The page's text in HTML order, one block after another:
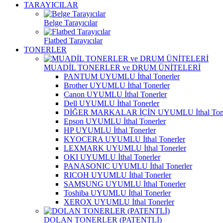
TARAYICILAR
Belge Tarayıcılar
Flatbed Tarayıcılar
TONERLER
MUADİL TONERLER ve DRUM ÜNİTELERİ
PANTUM UYUMLU İthal Tonerler
Brother UYUMLU İthal Tonerler
Canon UYUMLU İthal Tonerler
Dell UYUMLU İthal Tonerler
DİĞER MARKALAR İÇİN UYUMLU İthal
Epson UYUMLU İthal Tonerler
HP UYUMLU İthal Tonerler
KYOCERA UYUMLU İthal Tonerler
LEXMARK UYUMLU İthal Tonerler
OKI UYUMLU İthal Tonerler
PANASONIC UYUMLU İthal Tonerler
RICOH UYUMLU İthal Tonerler
SAMSUNG UYUMLU İthal Tonerler
Toshiba UYUMLU İthal Tonerler
XEROX UYUMLU İthal Tonerler
DOLAN TONERLER (PATENTLİ)